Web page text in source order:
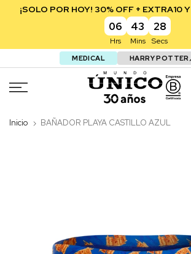
¡SOLO POR HOY! 30% OFF + EXTRA10
06
Hrs
43
Mins
28
Secs
MEDICAL HARRY
Inicio BAÑADOR PLAYA CASTILLO AZUL